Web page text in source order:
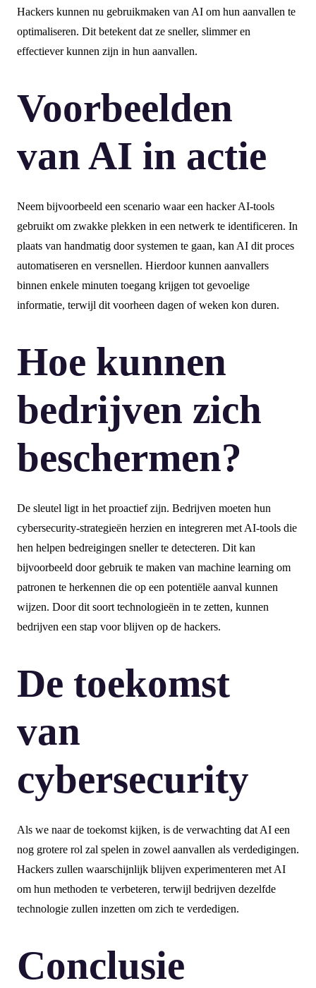
Hackers kunnen nu gebruikmaken van AI om hun aanvallen te
optimaliseren. Dit betekent dat ze sneller, slimmer en
effectiever kunnen zijn in hun aanvallen.
Voorbeelden
van AI in actie
Neem bijvoorbeeld een scenario waar een hacker AI-tools
gebruikt om zwakke plekken in een netwerk te identificeren. In
plaats van handmatig door systemen te gaan, kan AI dit proces
automatiseren en versnellen. Hierdoor kunnen aanvallers
binnen enkele minuten toegang krijgen tot gevoelige
informatie, terwijl dit voorheen dagen of weken kon duren.
Hoe kunnen
bedrijven zich
beschermen?
De sleutel ligt in het proactief zijn. Bedrijven moeten hun
cybersecurity-strategieën herzien en integreren met AI-tools die
hen helpen bedreigingen sneller te detecteren. Dit kan
bijvoorbeeld door gebruik te maken van machine learning om
patronen te herkennen die op een potentiële aanval kunnen
wijzen. Door dit soort technologieën in te zetten, kunnen
bedrijven een stap voor blijven op de hackers.
De toekomst
van
cybersecurity
Als we naar de toekomst kijken, is de verwachting dat AI een
nog grotere rol zal spelen in zowel aanvallen als verdedigingen.
Hackers zullen waarschijnlijk blijven experimenteren met AI
om hun methoden te verbeteren, terwijl bedrijven dezelfde
technologie zullen inzetten om zich te verdedigen.
Conclusie